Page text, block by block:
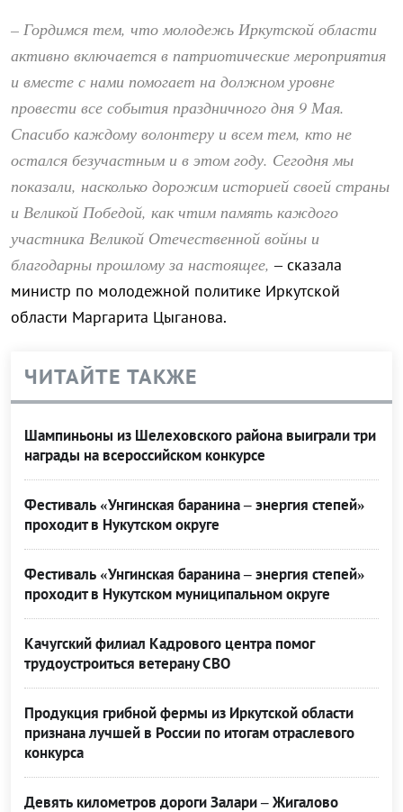
– Гордимся тем, что молодежь Иркутской области
активно включается в патриотические мероприятия
и вместе с нами помогает на должном уровне
провести все события праздничного дня 9 Мая.
Спасибо каждому волонтеру и всем тем, кто не
остался безучастным и в этом году. Сегодня мы
показали, насколько дорожим историей своей страны
и Великой Победой, как чтим память каждого
участника Великой Отечественной войны и
благодарны прошлому за настоящее, – сказала
министр по молодежной политике Иркутской
области Маргарита Цыганова.
ЧИТАЙТЕ ТАКЖЕ
Шампиньоны из Шелеховского района выиграли три
награды на всероссийском конкурсе
Фестиваль «Унгинская баранина – энергия степей»
проходит в Нукутском округе
Фестиваль «Унгинская баранина – энергия степей»
проходит в Нукутском муниципальном округе
Качугский филиал Кадрового центра помог
трудоустроиться ветерану СВО
Продукция грибной фермы из Иркутской области
признана лучшей в России по итогам отраслевого
конкурса
Девять километров дороги Залари – Жигалово